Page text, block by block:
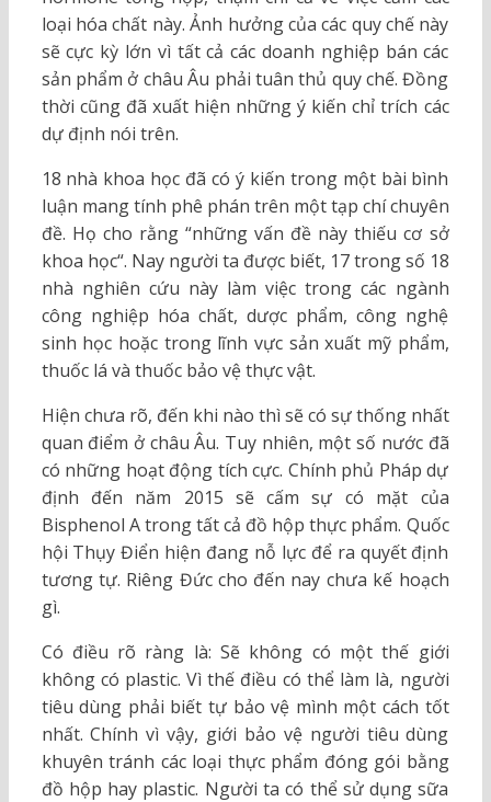
loại hóa chất này. Ảnh hưởng của các quy chế này
sẽ cực kỳ lớn vì tất cả các doanh nghiệp bán các
sản phẩm ở châu Âu phải tuân thủ quy chế. Đồng
thời cũng đã xuất hiện những ý kiến chỉ trích các
dự định nói trên.
18 nhà khoa học đã có ý kiến trong một bài bình
luận mang tính phê phán trên một tạp chí chuyên
đề. Họ cho rằng “những vấn đề này thiếu cơ sở
khoa học“. Nay người ta được biết, 17 trong số 18
nhà nghiên cứu này làm việc trong các ngành
công nghiệp hóa chất, dược phẩm, công nghệ
sinh học hoặc trong lĩnh vực sản xuất mỹ phẩm,
thuốc lá và thuốc bảo vệ thực vật.
Hiện chưa rõ, đến khi nào thì sẽ có sự thống nhất
quan điểm ở châu Âu. Tuy nhiên, một số nước đã
có những hoạt động tích cực. Chính phủ Pháp dự
định đến năm 2015 sẽ cấm sự có mặt của
Bisphenol A trong tất cả đồ hộp thực phẩm. Quốc
hội Thụy Điển hiện đang nỗ lực để ra quyết định
tương tự. Riêng Đức cho đến nay chưa kế hoạch
gì.
Có điều rõ ràng là: Sẽ không có một thế giới
không có plastic. Vì thế điều có thể làm là, người
tiêu dùng phải biết tự bảo vệ mình một cách tốt
nhất. Chính vì vậy, giới bảo vệ người tiêu dùng
khuyên tránh các loại thực phẩm đóng gói bằng
đồ hộp hay plastic. Người ta có thể sử dụng sữa